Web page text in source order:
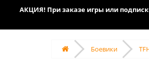
АКЦИЯ! При заказе игры или
Боевики